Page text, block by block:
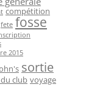
compétition
fete fosse
2015
sortie
club voyage